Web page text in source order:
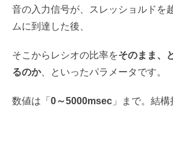
音の入力信号が、スレッショルドを
ムに到達した後、
そこからレシオの比率をそのまま、
るのか、といったパラメータです。
数値は「 0～5000msec 」まで。結構